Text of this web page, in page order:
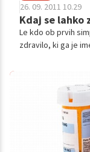
26. 09. 2011 10.29
Kdaj se lahko
Le kdo ob prvih
zdravilo, ki ga je
postavljanje
primernega